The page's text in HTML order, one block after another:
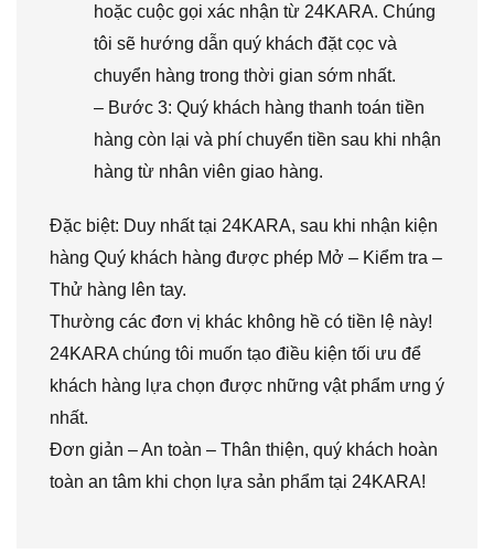
hoặc cuộc gọi xác nhận từ 24KARA. Chúng
tôi sẽ hướng dẫn quý khách đặt cọc và
chuyển hàng trong thời gian sớm nhất.
– Bước 3: Quý khách hàng thanh toán tiền
hàng còn lại và phí chuyển tiền sau khi nhận
hàng từ nhân viên giao hàng.
Đặc biệt: Duy nhất tại 24KARA, sau khi nhận kiện
hàng Quý khách hàng được phép Mở – Kiểm tra –
Thử hàng lên tay.
Thường các đơn vị khác không hề có tiền lệ này!
24KARA chúng tôi muốn tạo điều kiện tối ưu để
khách hàng lựa chọn được những vật phẩm ưng ý
nhất.
Đơn giản – An toàn – Thân thiện, quý khách hoàn
toàn an tâm khi chọn lựa sản phẩm tại 24KARA!